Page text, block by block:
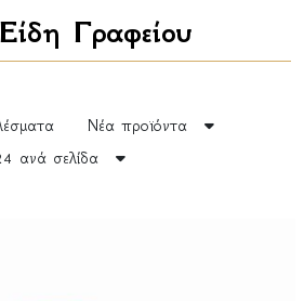
Είδη Γραφείου
Νέα προϊόντα
ανά σελίδα